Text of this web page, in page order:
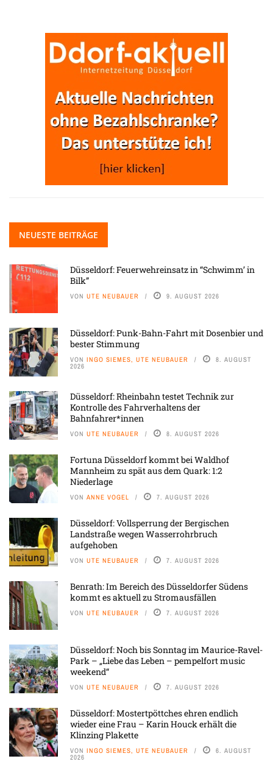
NEUESTE BEITRÄGE
Düsseldorf: Feuerwehreinsatz in “Schwimm’ in
Bilk”
VON UTE NEUBAUER 9. AUGUST 2026
Düsseldorf: Punk-Bahn-Fahrt mit Dosenbier und
bester Stimmung
VON INGO SIEMES, UTE NEUBAUER 8. AUGUST
2026
Düsseldorf: Rheinbahn testet Technik zur
Kontrolle des Fahrverhaltens der
Bahnfahrer*innen
VON UTE NEUBAUER 8. AUGUST 2026
Fortuna Düsseldorf kommt bei Waldhof
Mannheim zu spät aus dem Quark: 1:2
Niederlage
VON ANNE VOGEL 7. AUGUST 2026
Düsseldorf: Vollsperrung der Bergischen
Landstraße wegen Wasserrohrbruch
aufgehoben
VON UTE NEUBAUER 7. AUGUST 2026
Benrath: Im Bereich des Düsseldorfer Südens
kommt es aktuell zu Stromausfällen
VON UTE NEUBAUER 7. AUGUST 2026
Düsseldorf: Noch bis Sonntag im Maurice-Ravel-
Park – „Liebe das Leben – pempelfort music
weekend“
VON UTE NEUBAUER 7. AUGUST 2026
Düsseldorf: Mostertpöttches ehren endlich
wieder eine Frau – Karin Houck erhält die
Klinzing Plakette
VON INGO SIEMES, UTE NEUBAUER 6. AUGUST
2026